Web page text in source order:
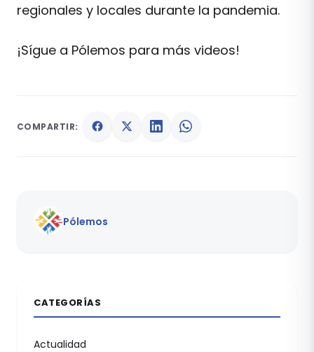
regionales y locales durante la pandemia.
¡Sígue a Pólemos para más videos!
COMPARTIR:
Pólemos
CATEGORÍAS
Actualidad